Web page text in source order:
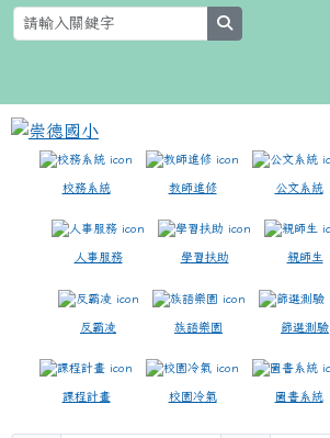
跳至主內容區
崇德國小
校務系統 教師進修 公文系統
人事服務 學習扶助 親師生
反霸凌 族語樂園 篩選測驗
課程計畫 校園冷氣 圖書系統